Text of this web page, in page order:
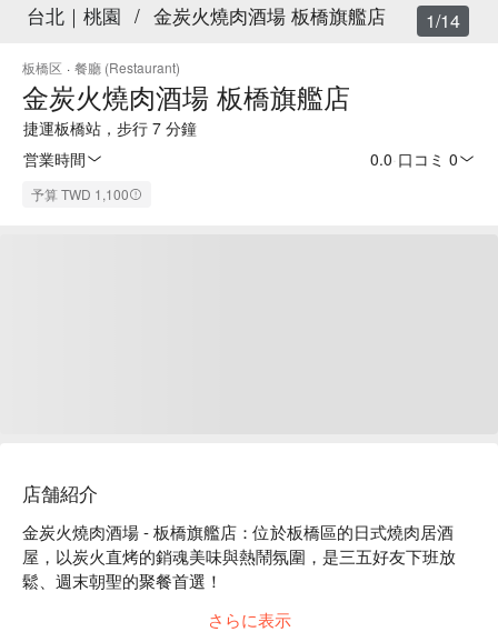
台北｜桃園 / 金炭火燒肉酒場 板橋旗艦店
板橋区 · 餐廳 (Restaurant)
金炭火燒肉酒場 板橋旗艦店
捷運板橋站，步行 7 分鐘
営業時間
0.0 口コミ 0
予算 TWD 1,100
1/14
店舗紹介
金炭火燒肉酒場 - 板橋旗艦店：位於板橋區的日式燒肉居酒
屋，以炭火直烤的銷魂美味與熱鬧氛圍，是三五好友下班放
鬆、週末朝聖的聚餐首選！
走進店裡，炭火香氣撲鼻而來，搭配溫暖的木質調裝潢，瞬間
さらに表示